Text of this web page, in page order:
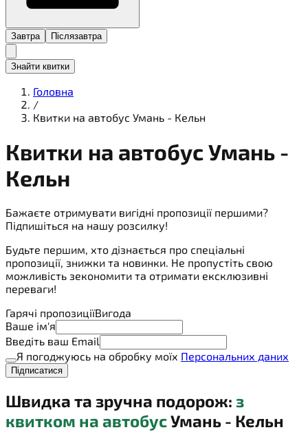
Завтра Післязавтра
Знайти квитки
Головна
/
Квитки на автобус Умань - Кельн
Квитки на автобусУмань -
Кельн
Бажаєте отримувати вигідні пропозиції першими?
Підпишіться на нашу розсилку!
Будьте першим, хто дізнається про спеціальні
пропозиції, знижки та новинки. Не пропустіть свою
можливість зекономити та отримати ексклюзивні
переваги!
Гарячі пропозиціїВигода
Ваше ім'я
Введіть ваш Email
Я погоджуюсь на обробку моїх Персональних даних
Підписатися
Швидка та зручна подорож: з
квитком на автобусУмань - Кельн